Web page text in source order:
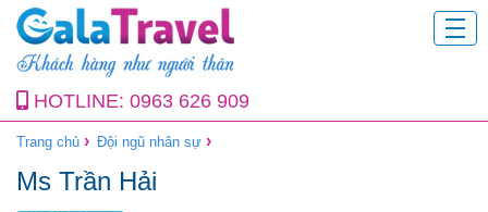
HOTLINE: 0963 626 909
Trang chủ › Đội ngũ nhân sự ›
Ms Trần Hải